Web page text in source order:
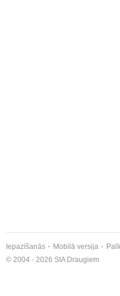
Iepazīšanās Mobilā versija
© 2004 - 2026 SIA Draugiem